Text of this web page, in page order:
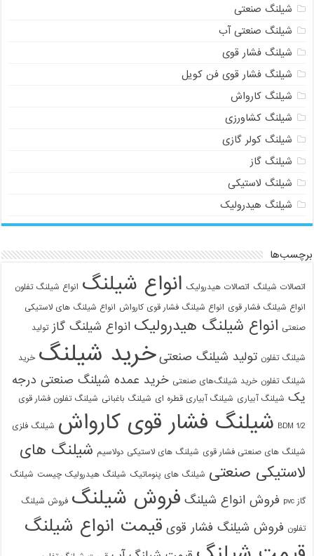
شیلنگ صنعتی
شیلنگ صنعتی آب
شیلنگ فشار قوی
شیلنگ فشار قوی فن کویل
شیلنگ کارواش
شیلنگ کشاورزی
شیلنگ کولر گازی
شیلنگ گاز
شیلنگ لاستیکی
شیلنگ هیدرولیک
برچسب‌ها
اتصالات شیلنگ اتصالات هیدرولیک انواع شیلنگ انواع شیلنگ تفلون
انواع شیلنگ فشار قوی انواع شیلنگ فشار قوی کارواش انواع شیلنگ های لاستیکی
صنعتی انواع شیلنگ هیدرولیک انواع شیلنگ گاز تولید
شیلنگ تفلون تولید شیلنگ صنعتی خرید شیلنگ خرید
شیلنگ تفلون خرید شیلنگ‌های صنعتی خرید عمده شیلنگ صنعتی درجه
یک شیلنگ آبیاری شیلنگ آبیاری قطره ای شیلنگ باغبانی شیلنگ تفلون فشار قوی
1/2 BDM شیلنگ فشار قوی کارواش شیلنگ فلزی
شیلنگ های صنعتی فشار قوی شیلنگ های لاستیکی دولاسیم شیلنگ های
لاستیکی صنعتی شیلنگ های پنوماتیک شیلنگ هیدرولیک چیست شیلنگ
گاز pvc فروش انواع شیلنگ فروش شیلنگ فروش شیلنگ
تفلون فروش شیلنگ فشار قوی قیمت انواع شیلنگ